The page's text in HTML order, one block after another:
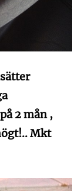
2 mån ,
Mkt